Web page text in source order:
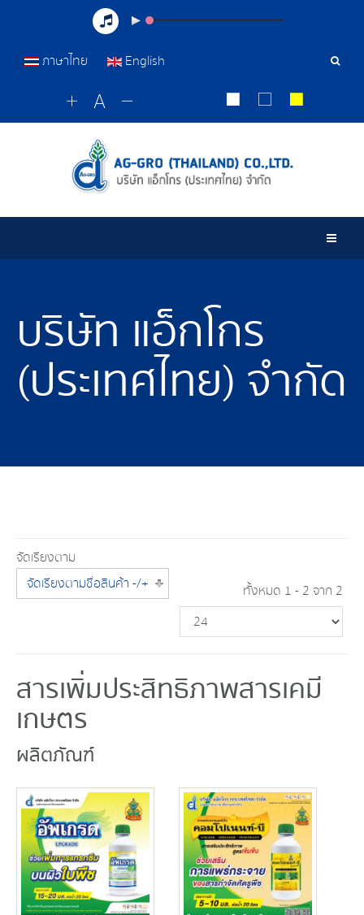
เครื่อ
ภาษาไทย English
บริษัท แอ็กโกร
(ประเทศไทย) จำกัด
จัดเรียงตาม
จัดเรียงตามชื่อสินค้า -/+
ทั้งหมด 1 - 2 จาก 2
สารเพิ่มประสิทธิภาพสารเคมี
เกษตร
ผลิตภัณฑ์